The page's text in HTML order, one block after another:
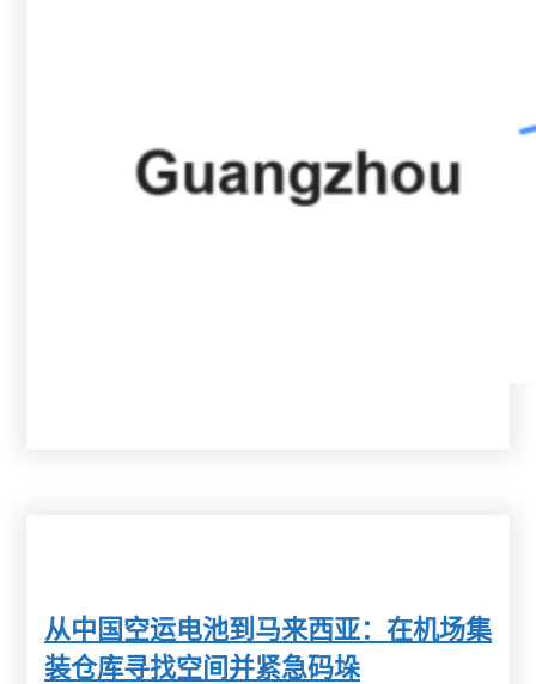
从中国空运电池到马来西亚：在机场集
装仓库寻找空间并紧急码垛